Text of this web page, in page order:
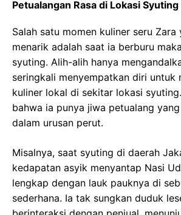
Petualangan Rasa di Lokasi Syuting
Salah satu momen kuliner seru Zara
menarik adalah saat ia berburu
syuting. Alih-alih hanya
seringkali menyempatkan diri untuk
kuliner lokal di sekitar lokasi
bahwa ia punya jiwa petualang
dalam urusan perut.
Misalnya, saat syuting di daerah
kedapatan asyik menyantap Nasi
lengkap dengan lauk pauknya di
sederhana. Ia tak sungkan duduk